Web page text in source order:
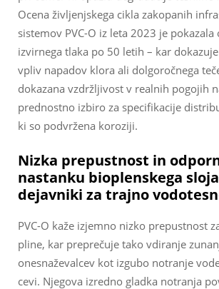
Ocena življenjskega cikla zakopanih
sistemov PVC-O iz leta 2023 je
izvirnega tlaka po 50 letih – kar
vpliv napadov klora ali dolgoročnega
dokazana vzdržljivost v realnih pogojih
prednostno izbiro za specifikacije
ki so podvržena koroziji.
Nizka prepustnost in
nastanku bioplenskega
dejavniki za trajno
PVC-O kaže izjemno nizko prepustnost
pline, kar preprečuje tako vdiranje
onesnaževalcev kot izgubo notranje
cevi. Njegova izredno gladka notranja